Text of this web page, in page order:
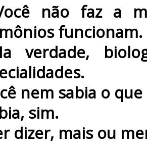
não faz a
funcionam.
verdade,
nem sabia o
sim.
dizer, mais ou